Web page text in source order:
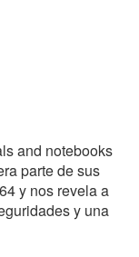
and notebooks
parte de sus
y nos revela a
y una